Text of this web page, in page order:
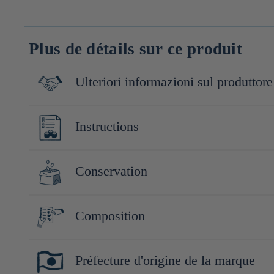
Plus de détails sur ce produit
Ulteriori informazioni sul produttore
Miyazaki Sabou, fondée en 2007 et située à Gokase,
Elle a obtenu la certification JAS biologique en 2001 et a reçu
Instructions
Infusez 1 sachet dans 1 tasse d'eau bouillante pendant 2min30 à
Conservation
Conserver hermétiquement, à l'abri de la lumière, de la
Composition
Thé noir (Miyazaki, Japon), écorce de yuzu (Miyazaki, Japon)
Préfecture d'origine de la marque